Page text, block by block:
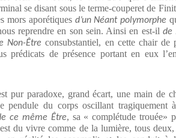
se disant sous le terme-couperet de
mors aporétiques d’un Néant polymorphe
reprendre en son sein. Ainsi en est-il de
Non-Être consubstantiel, en cette chair de
prédicats de présence portant en eux
pur paradoxe, grand écart, une main de
pendule du corps oscillant tragiquement
ce même Être, sa « complétude trouée»
du vivre comme de la lumière, tous deux,